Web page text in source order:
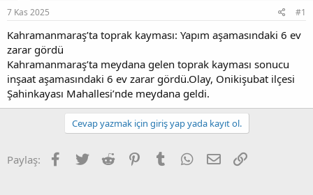
u
b
a
l
a
t
a
n
ç
a
r
i
h
i
7 Kas 2025 #1
Kahramanmaraş’ta toprak kayması: Yapım aşamasındaki 6 ev
zarar gördü
Kahramanmaraş’ta meydana gelen toprak kayması sonucu
inşaat aşamasındaki 6 ev zarar gördü.Olay, Onikişubat ilçesi
Şahinkayası Mahallesi’nde meydana geldi.
Cevap yazmak için giriş yap yada kayıt ol.
Paylaş: Facebook
Twitter Reddit PinterestTumblr WhatsApp
E-posta